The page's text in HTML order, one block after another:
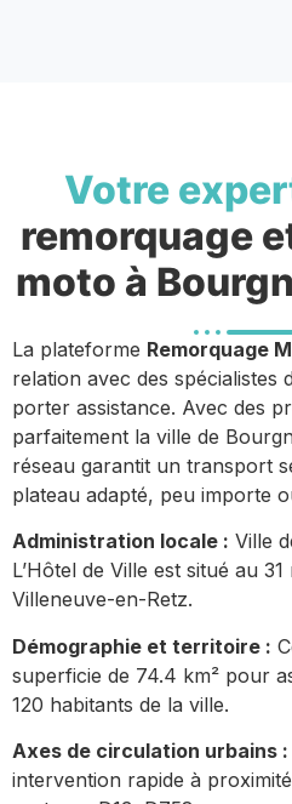
Votre
remorquage
moto à
La plateforme Remorquage
relation avec des
porter assistance. Avec des
parfaitement la ville de
réseau garantit un transport
plateau adapté, peu importe
Administration locale : Ville
L’Hôtel de Ville est situé au
Villeneuve-en-Retz.
Démographie et territoire :
superficie de 74.4 km² pour
120 habitants de la ville.
Axes de circulation urbains :
intervention rapide à